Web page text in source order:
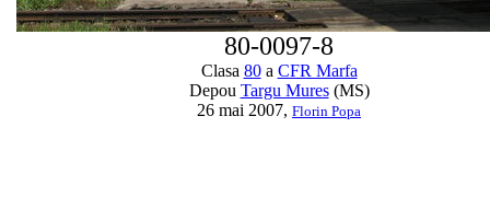
80-0097-8
Clasa 80a CFR Marfa
Depou Targu Mures(MS)
26 mai 2007, Florin Popa